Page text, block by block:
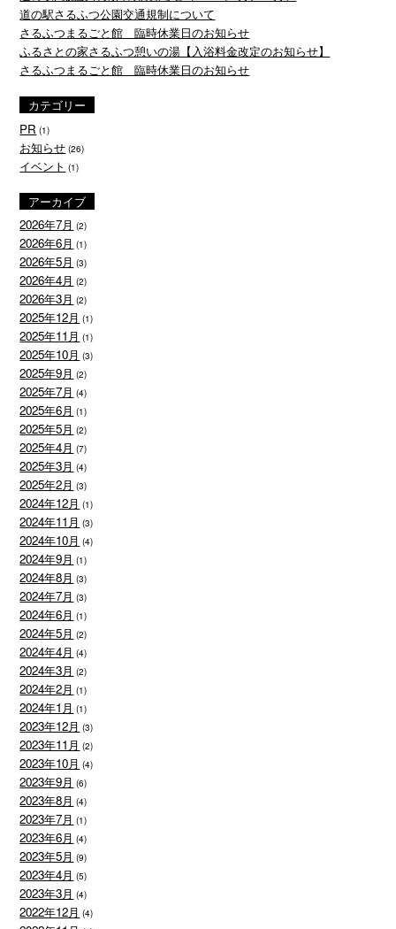
道の駅さるふつ公園交通規制について
さるふつまるごと館 臨時休業日のお知らせ
ふるさとの家さるふつ憩いの湯【入浴料金改定のお知らせ】
さるふつまるごと館 臨時休業日のお知らせ
カテゴリー
PR (1)
お知らせ (26)
イベント (1)
アーカイブ
2026年7月 (2)
2026年6月 (1)
2026年5月 (3)
2026年4月 (2)
2026年3月 (2)
2025年12月 (1)
2025年11月 (1)
2025年10月 (3)
2025年9月 (2)
2025年7月 (4)
2025年6月 (1)
2025年5月 (2)
2025年4月 (7)
2025年3月 (4)
2025年2月 (3)
2024年12月 (1)
2024年11月 (3)
2024年10月 (4)
2024年9月 (1)
2024年8月 (3)
2024年7月 (3)
2024年6月 (1)
2024年5月 (2)
2024年4月 (4)
2024年3月 (2)
2024年2月 (1)
2024年1月 (1)
2023年12月 (3)
2023年11月 (2)
2023年10月 (4)
2023年9月 (6)
2023年8月 (4)
2023年7月 (1)
2023年6月 (4)
2023年5月 (9)
2023年4月 (5)
2023年3月 (4)
2022年12月 (4)